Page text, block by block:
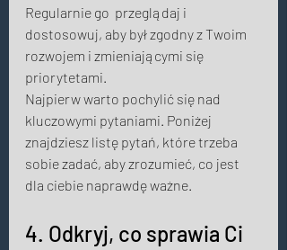
Regularnie go  przeglądaj i
dostosowuj, aby był zgodny z Twoim
rozwojem i zmieniającymi się
priorytetami.
Najpierw warto pochylić się nad
kluczowymi pytaniami. Poniżej
znajdziesz listę pytań, które trzeba
sobie zadać, aby zrozumieć, co jest
dla ciebie naprawdę ważne.
4. Odkryj, co sprawia Ci